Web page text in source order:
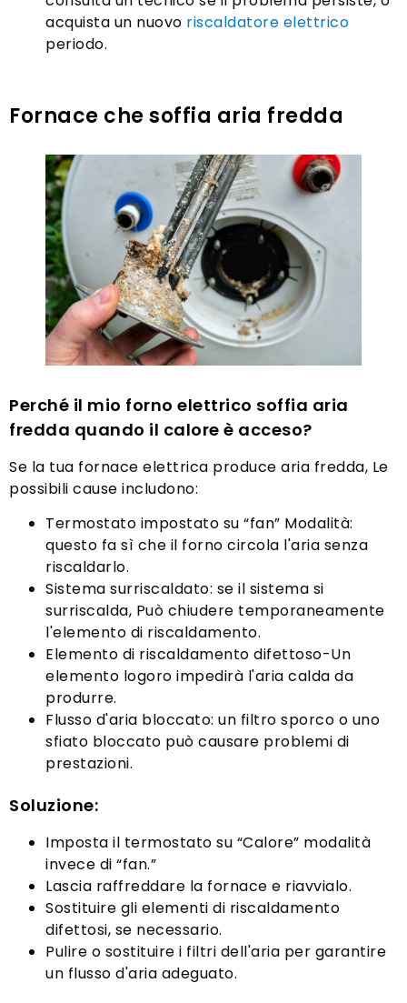
acquista un nuovo riscaldatore elettrico
periodo.
Fornace che soffia aria fredda
Perché il mio forno elettrico soffia aria
fredda quando il calore è acceso?
Se la tua fornace elettrica produce aria fredda, Le
possibili cause includono:
Termostato impostato su “fan” Modalità:
questo fa sì che il forno circola l'aria senza
riscaldarlo.
Sistema surriscaldato: se il sistema si
surriscalda, Può chiudere temporaneamente
l'elemento di riscaldamento.
Elemento di riscaldamento difettoso-Un
elemento logoro impedirà l'aria calda da
produrre.
Flusso d'aria bloccato: un filtro sporco o uno
sfiato bloccato può causare problemi di
prestazioni.
Soluzione:
Imposta il termostato su “Calore” modalità
invece di “fan.”
Lascia raffreddare la fornace e riavvialo.
Sostituire gli elementi di riscaldamento
difettosi, se necessario.
Pulire o sostituire i filtri dell'aria per garantire
un flusso d'aria adeguato.